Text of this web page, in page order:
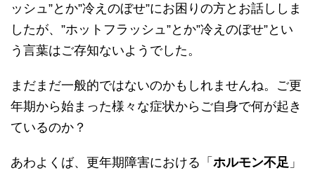
ッシュ”とか”冷えのぼせ”にお困りの方とお話ししま
したが、”ホットフラッシュ”とか”冷えのぼせ”とい
う言葉はご存知ないようでした。
まだまだ一般的ではないのかもしれませんね。ご更
年期から始まった様々な症状からご自身で何が起き
ているのか？
あわよくば、更年期障害における「 ホルモン不足 」